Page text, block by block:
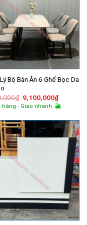
Bộ Bàn Ăn 6 Ghế Bọc Da
₫ Giá
gốc
là:
9,100,000₫Giá
hiện
tại
hàng - Giao nhanh